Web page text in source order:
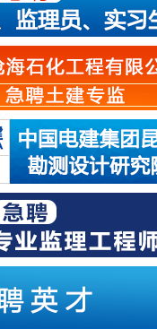
有限公司仅在智联招聘
国工程监理人才和茂名
网站请多次核实沟通后